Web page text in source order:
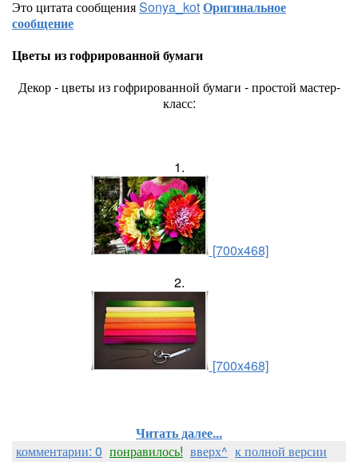
Это цитата сообщенияSonya_kotОригинальное
сообщение
Цветы из гофрированной бумаги
Декор - цветы из гофрированной бумаги - простой мастер-
класс:
1.
[700x468]
2.
[700x468]
Читать далее...
комментарии: 0 понравилось! вверх^ к полной версии